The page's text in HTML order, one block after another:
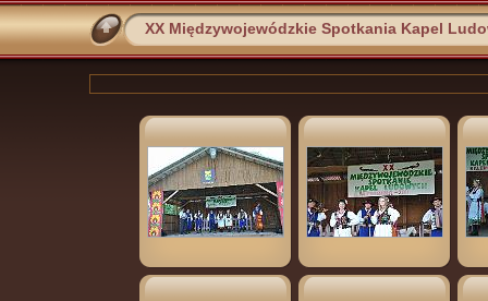
XX Międzywojewódzkie Spotkania Kapel